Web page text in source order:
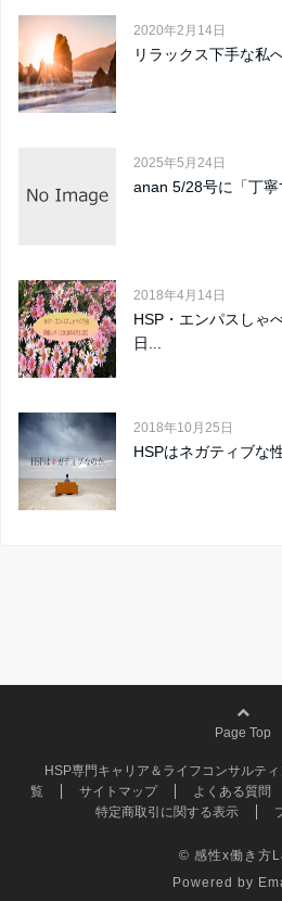
2020年2月14日
リラックス下手な私
2025年5月24日
anan 5/28号に「丁
2018年4月14日
HSP・エンパスしゃ
日...
2018年10月25日
HSPはネガティブな
Page Top
HSP専門キャリア＆ライフコンサルテ
覧
サイトマップ よくある質問
特定商取引に関する表示
© 感性x働き方
Powered by